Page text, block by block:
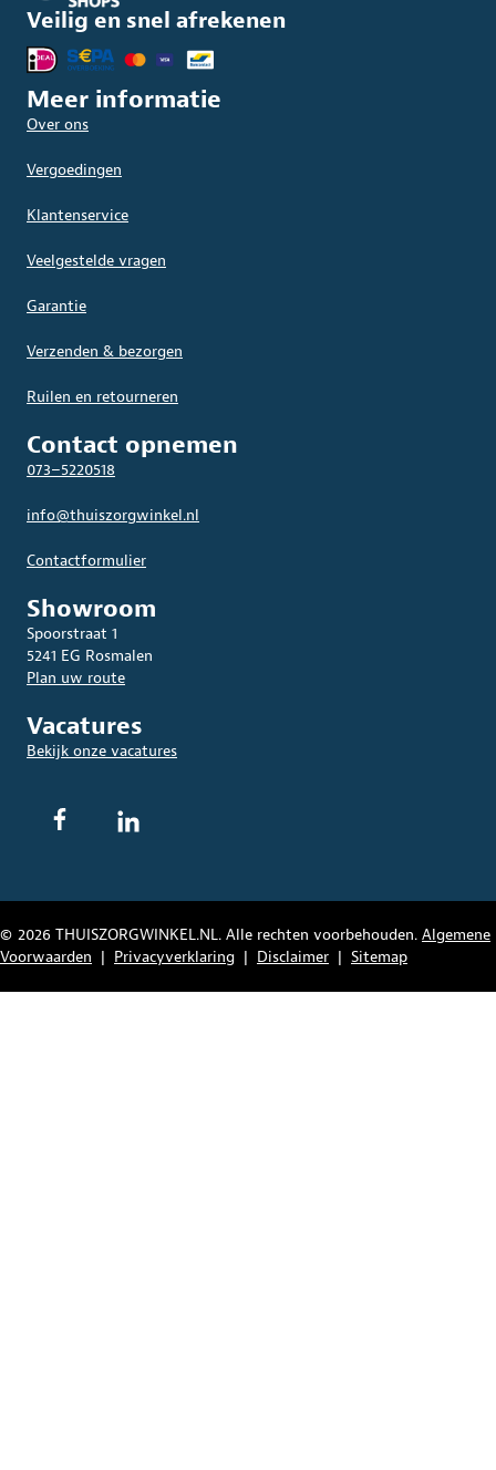
Veilig en snel afrekenen
Meer informatie
Over ons
Vergoedingen
Klantenservice
Veelgestelde vragen
Garantie
Verzenden & bezorgen
Ruilen en retourneren
Contact opnemen
073–5220518
info@thuiszorgwinkel.nl
Contactformulier
Showroom
Spoorstraat 1
5241 EG Rosmalen
Plan uw route
Vacatures
Bekijk onze vacatures
© 2026 THUISZORGWINKEL.NL. Alle rechten voorbehouden. Algemene
Voorwaarden | Privacyverklaring | Disclaimer | Sitemap